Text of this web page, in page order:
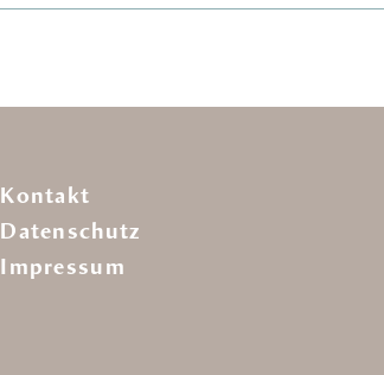
Kontakt
Datenschutz
Impressum